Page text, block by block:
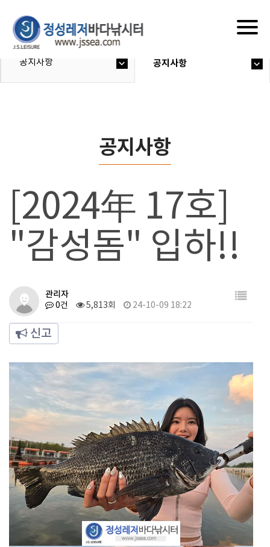
공지사항 공지사항
공지사항
[2024年 17호]
"감성돔" 입하!!
관리자
0건 5,813회 24-10-09 18:22
신고